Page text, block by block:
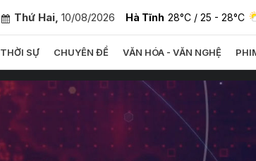
Thứ Hai, 10/08/2026 Hà Tĩnh 28°C / 25 - 28°C
THỜI SỰ CHUYÊN ĐỀ VĂN HÓA - VĂN NGHỆ